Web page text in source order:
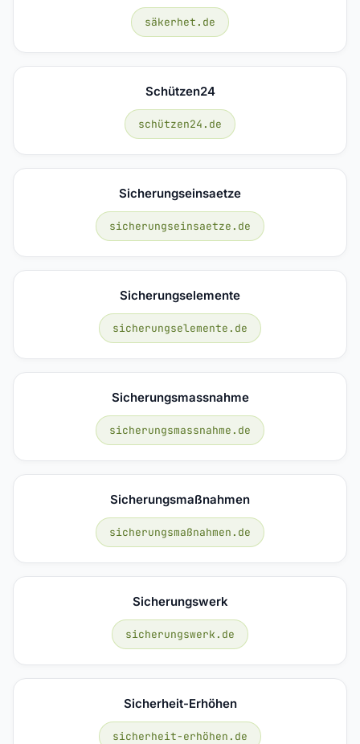
säkerhet.de
Schützen24
schützen24.de
Sicherungseinsaetze
sicherungseinsaetze.de
Sicherungselemente
sicherungselemente.de
Sicherungsmassnahme
sicherungsmassnahme.de
Sicherungsmaßnahmen
sicherungsmaßnahmen.de
Sicherungswerk
sicherungswerk.de
Sicherheit-Erhöhen
sicherheit-erhöhen.de